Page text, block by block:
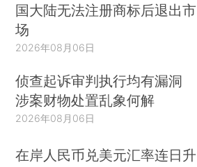
国大陆无法注册商标后退出市
场
2026年08月06日
侦查起诉审判执行均有漏洞
涉案财物处置乱象何解
2026年08月06日
在岸人民币兑美元汇率连日升